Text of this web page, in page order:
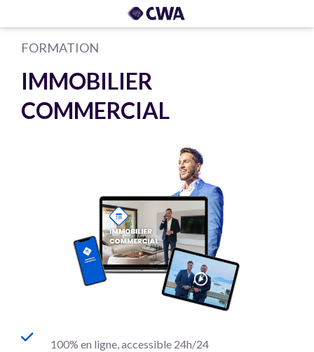
FORMATION
IMMOBILIER
COMMERCIAL
100% en ligne, accessible 24h/24